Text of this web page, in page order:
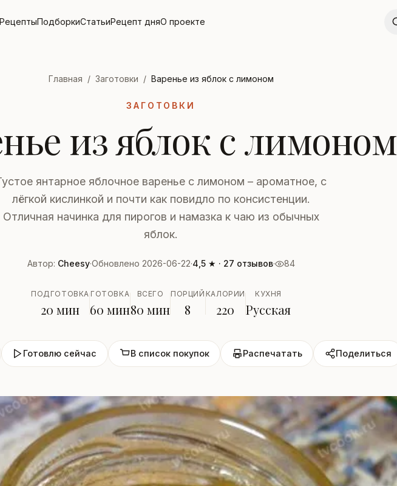
РецептыПодборкиСтатьиРецепт дняО проекте
Главная / Заготовки / Варенье из яблок с лимоном
ЗАГОТОВКИ
из яблок с лимоном
янтарное яблочное варенье с лимоном – ароматное, с
лёгкой кислинкой и почти как повидло по консистенции.
Отличная начинка для пирогов и намазка к чаю из обычных
яблок.
Автор: Cheesy·Обновлено 2026-06-22·4,5 ★ · 27 отзывов· 84
ПОДГОТОВКА
20 мин
ГОТОВКА
60 мин
ВСЕГО
80 мин
ПОРЦИЙ
8
КАЛОРИИ
220
КУХНЯ
Русская
Готовлю сейчас В список покупок Распечатать Поделиться